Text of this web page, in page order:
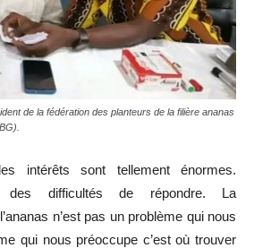
de la fédération des planteurs de la filière ananas
intérêts sont tellement énormes.
des difficultés de répondre. La
n’est pas un problème qui nous
qui nous préoccupe c’est où trouver